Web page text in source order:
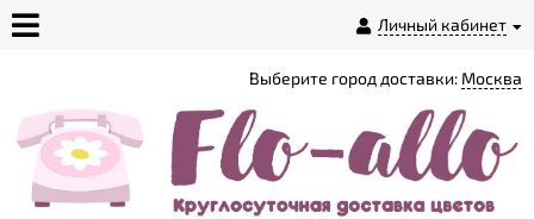
Личный кабинет
магазине
Доставка
Выберите город доставки: Москва